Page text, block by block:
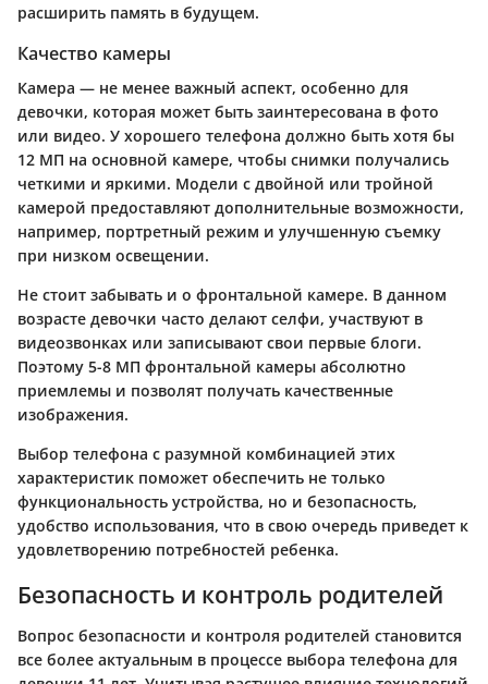
расширить память в будущем.
Качество камеры
Камера — не менее важный аспект, особенно для
девочки, которая может быть заинтересована в фото
или видео. У хорошего телефона должно быть хотя бы
12 МП на основной камере, чтобы снимки получались
четкими и яркими. Модели с двойной или тройной
камерой предоставляют дополнительные возможности,
например, портретный режим и улучшенную съемку
при низком освещении.
Не стоит забывать и о фронтальной камере. В данном
возрасте девочки часто делают селфи, участвуют в
видеозвонках или записывают свои первые блоги.
Поэтому 5-8 МП фронтальной камеры абсолютно
приемлемы и позволят получать качественные
изображения.
Выбор телефона с разумной комбинацией этих
характеристик поможет обеспечить не только
функциональность устройства, но и безопасность,
удобство использования, что в свою очередь приведет к
удовлетворению потребностей ребенка.
Безопасность и контроль родителей
Вопрос безопасности и контроля родителей становится
все более актуальным в процессе выбора телефона для